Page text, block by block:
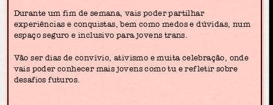
Durante um fim de semana, vais poder partilhar
experiências e conquistas, bem como medos e dúvidas, num
espaço seguro e inclusivo para jovens trans.
Vão ser dias de convívio, ativismo e muita celebração, onde
vais poder conhecer mais jovens como tu e refletir sobre
desafios futuros.